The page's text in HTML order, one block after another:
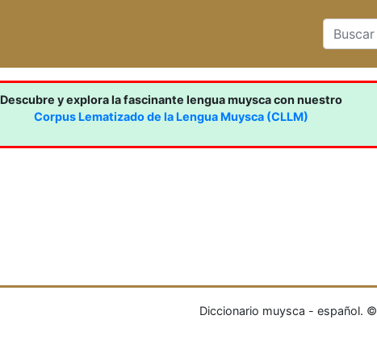
Descubre y explora la fascinante lengua muysca con nuestro
Corpus Lematizado de la Lengua Muysca (CLLM)
Diccionario muysca - español. ©